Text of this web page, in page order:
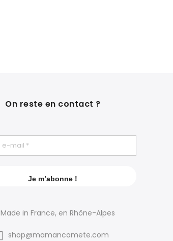
On reste en contact ?
Made in France, en Rhône-Alpes
shop@mamancomete.com